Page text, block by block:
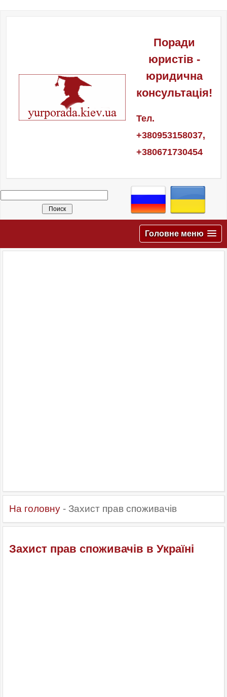
Поради
юристів -
юридична
консультація!
Тел.
+380953158037,
+380671730454
Головне меню
На головну - Захист прав споживачів
Захист прав споживачів в Україні